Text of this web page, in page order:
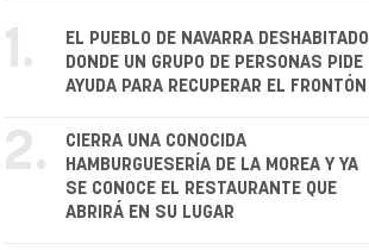
1.
EL PUEBLO DE NAVARRA DESHABITADO
DONDE UN GRUPO DE PERSONAS PIDE
AYUDA PARA RECUPERAR EL FRONTÓN
2.
CIERRA UNA CONOCIDA
HAMBURGUESERÍA DE LA MOREA Y YA
SE CONOCE EL RESTAURANTE QUE
ABRIRÁ EN SU LUGAR